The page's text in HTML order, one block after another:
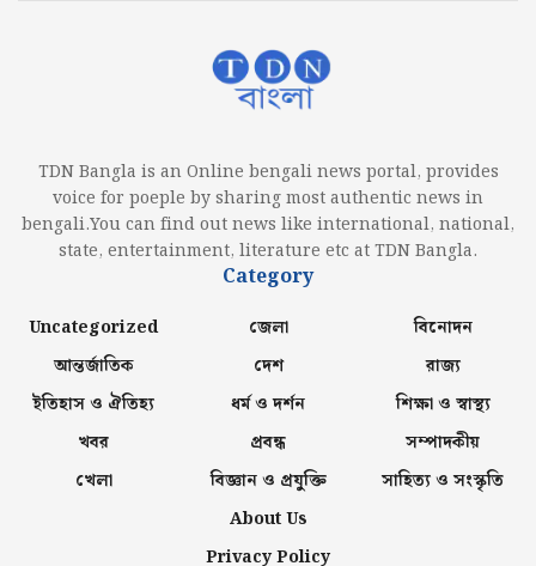
TDN Bangla is an Online bengali news portal, provides
voice for poeple by sharing most authentic news in
bengali.You can find out news like international, national,
state, entertainment, literature etc at TDN Bangla.
Category
Uncategorized
আন্তর্জাতিক
ইতিহাস ও ঐতিহ্য
খবর
খেলা
জেলা
দেশ
ধর্ম ও দর্শন
প্রবন্ধ
বিজ্ঞান ও প্রযুক্তি
বিনোদন
রাজ্য
শিক্ষা ও স্বাস্থ্য
সম্পাদকীয়
সাহিত্য ও সংস্কৃতি
About Us
Privacy Policy